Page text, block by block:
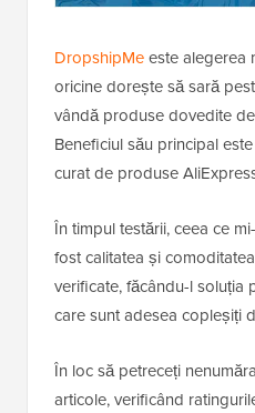
DropshipMeeste alegerea
oricine dorește să sară
vândă produse dovedite
Beneficiul său principal
curat de produse
În timpul testării, ceea ce
fost calitatea și
verificate, făcându-l soluția
care sunt adesea copleșiți
În loc să petreceți
articole, verificând